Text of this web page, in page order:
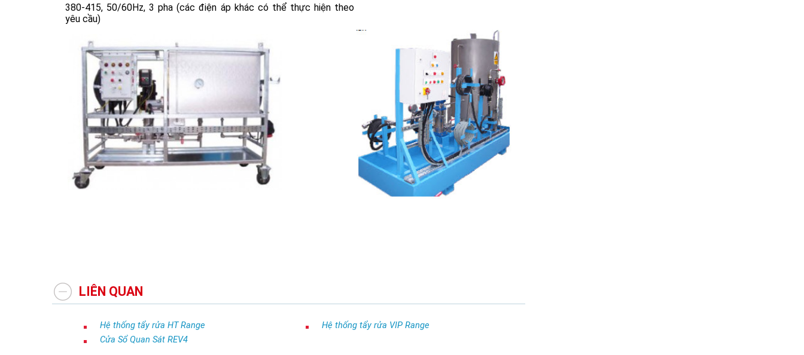
380-415, 50/60Hz, 3 pha (các điện áp khác có thể thực hiện theo
yêu cầu)
LIÊN QUAN
Hệ thống tẩy rửa HT Range
Hệ thống tẩy rửa VIP Range
Cửa Sổ Quan Sát REV4